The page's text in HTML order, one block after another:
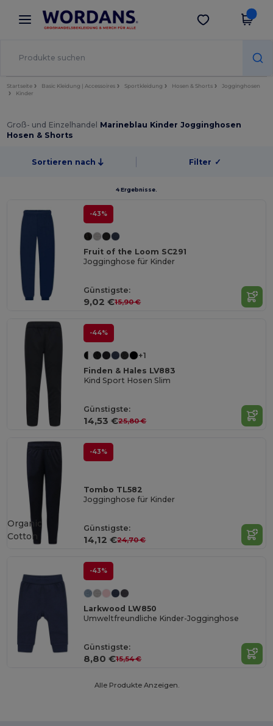
× Wordans App
Bessere Preise in der App!
App holen
Startseite Basic Kleidung | Accessoires Sportkleidung Hosen & Shorts
Jogginghosen
Kinder
Groß- und Einzelhandel Marineblau Kinder Jogginghosen
Hosen & Shorts
Sortieren nach Filter ✓
4 Ergebnisse.
-43%
Fruit of the Loom SC291
Jogginghose für Kinder
Günstigste:
9,02 €15,90 €
-44%
+1
Finden & Hales LV883
Kind Sport Hosen Slim
Günstigste:
14,53 €25,80 €
-43%
Tombo TL582
Jogginghose für Kinder
Günstigste:
14,12 €24,70 €
Organic
Cotton
-43%
Larkwood LW850
Umweltfreundliche Kinder-Jogginghose
Günstigste:
8,80 €15,54 €
Alle Produkte Anzeigen.